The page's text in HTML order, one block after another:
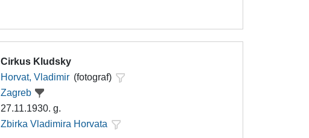
Cirkus Kludsky
Horvat, Vladimir (fotograf)
Zagreb
27.11.1930. g.
Zbirka Vladimira Horvata